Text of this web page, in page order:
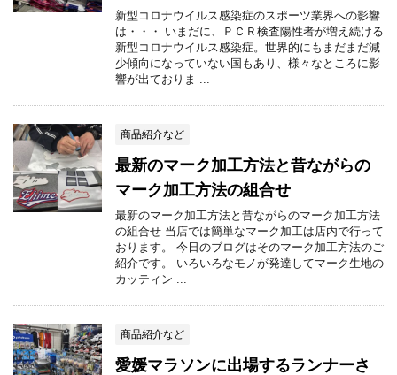
新型コロナウイルス感染症のスポーツ業界への影響
は・・・ いまだに、ＰＣＲ検査陽性者が増え続ける
新型コロナウイルス感染症。世界的にもまだまだ減
少傾向になっていない国もあり、様々なところに影
響が出ておりま ...
商品紹介など
最新のマーク加工方法と昔ながらの
マーク加工方法の組合せ
最新のマーク加工方法と昔ながらのマーク加工方法
の組合せ 当店では簡単なマーク加工は店内で行って
おります。 今日のブログはそのマーク加工方法のご
紹介です。 いろいろなモノが発達してマーク生地の
カッティン ...
商品紹介など
愛媛マラソンに出場するランナーさ